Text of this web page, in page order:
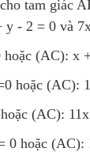
tam giác
y - 2 = 0 và
(AC): x
hoặc (AC):
(AC):
0 hoặc (AC):